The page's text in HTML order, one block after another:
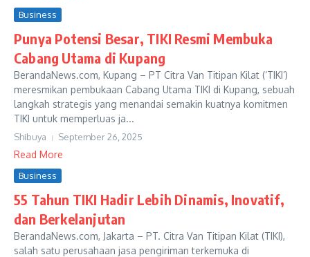
Business
Punya Potensi Besar, TIKI Resmi Membuka
Cabang Utama di Kupang
BerandaNews.com, Kupang – PT Citra Van Titipan Kilat (‘TIKI’)
meresmikan pembukaan Cabang Utama TIKI di Kupang, sebuah
langkah strategis yang menandai semakin kuatnya komitmen
TIKI untuk memperluas ja...
Shibuya September 26, 2025
Read More
Business
55 Tahun TIKI Hadir Lebih Dinamis, Inovatif,
dan Berkelanjutan
BerandaNews.com, Jakarta – PT. Citra Van Titipan Kilat (TIKI),
salah satu perusahaan jasa pengiriman terkemuka di